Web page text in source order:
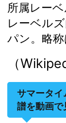
所属レー
レーベル
パン。略
（
サマータ
譜を動画で